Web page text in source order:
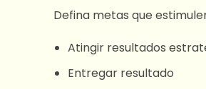
Defina metas que
Atingir resultados
Entregar resultado